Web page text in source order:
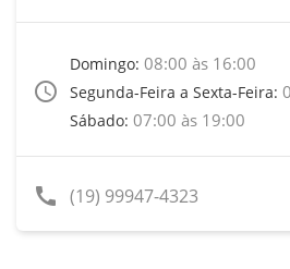
access_time
Domingo: 08:00 às 16:00
Segunda-Feira a Sexta-Feira:
Sábado: 07:00 às 19:00
call (19) 99947-4323